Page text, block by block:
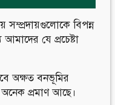
সম্প্রদায়গুলোকে বিপন্ন
যে প্রচেষ্টা
অক্ষত বনভূমির
অনেক প্রমাণ আছে।